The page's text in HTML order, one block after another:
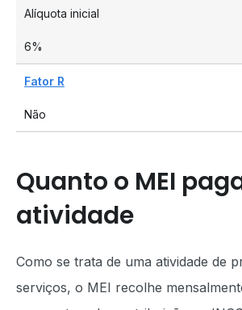
Alíquota inicial
6%
Fator R
Não
Quanto o MEI
atividade
Como se trata de uma atividade de
serviços, o MEI recolhe